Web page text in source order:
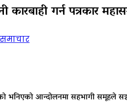
गर्न पत्रकार
समाचार
भनिएको आन्दोलनमा सहभागी समूहले